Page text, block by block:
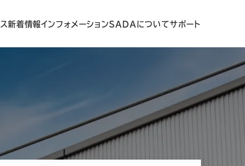
新着情報インフォメーションSADAについてサポート